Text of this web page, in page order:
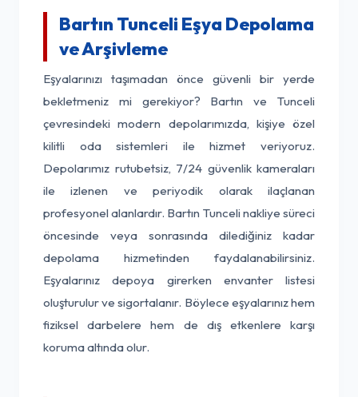
Bartın Tunceli Eşya Depolama
ve Arşivleme
Eşyalarınızı taşımadan önce güvenli bir yerde
bekletmeniz mi gerekiyor? Bartın ve Tunceli
çevresindeki modern depolarımızda, kişiye özel
kilitli oda sistemleri ile hizmet veriyoruz.
Depolarımız rutubetsiz, 7/24 güvenlik kameraları
ile izlenen ve periyodik olarak ilaçlanan
profesyonel alanlardır. Bartın Tunceli nakliye süreci
öncesinde veya sonrasında dilediğiniz kadar
depolama hizmetinden faydalanabilirsiniz.
Eşyalarınız depoya girerken envanter listesi
oluşturulur ve sigortalanır. Böylece eşyalarınız hem
fiziksel darbelere hem de dış etkenlere karşı
koruma altında olur.